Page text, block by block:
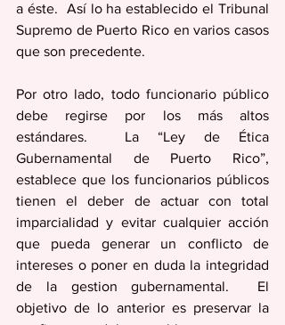
a éste.  Así lo ha establecido el Tribunal
Supremo de Puerto Rico en varios casos
que son precedente.
Por otro lado, todo funcionario público
debe regirse por los más altos
estándares.  La “Ley de Ética
Gubernamental de Puerto Rico”,
establece que los funcionarios públicos
tienen el deber de actuar con total
imparcialidad y evitar cualquier acción
que pueda generar un conflicto de
intereses o poner en duda la integridad
de la gestion gubernamental.  El
objetivo de lo anterior es preservar la